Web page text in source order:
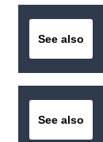
See also
See also